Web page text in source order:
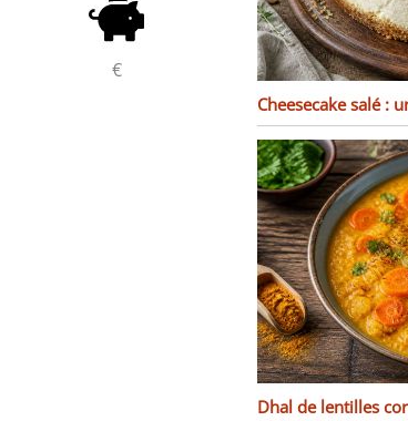
€
Cheesecake salé :
Dhal de lentilles